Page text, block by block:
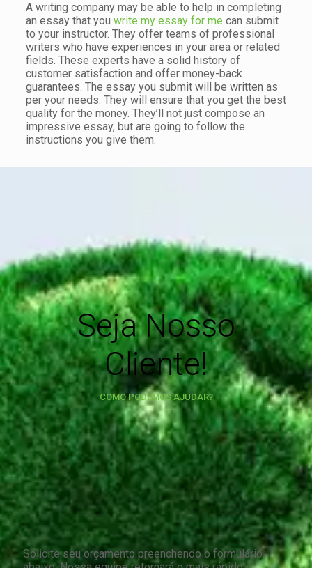
A writing company may be able to help in completing
an essay that you write my essay for me can submit
to your instructor. They offer teams of professional
writers who have experiences in your area or related
fields. These experts have a solid history of
customer satisfaction and offer money-back
guarantees. The essay you submit will be written as
per your needs. They will ensure that you get the best
quality for the money. They’ll not just compose an
impressive essay, but are going to follow the
instructions you give them.
Seja Nosso
Cliente!
COMO PODEMOS AJUDAR?
Solicite seu orçamento preenchendo o formulário